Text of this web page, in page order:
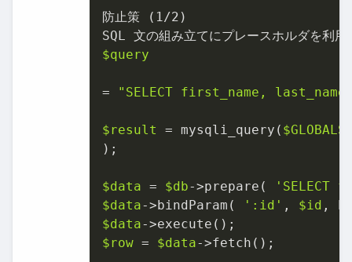
防止策 ( 1/2 )
$query
= "SELECT first_name, last_name
$result = mysqli_query( $GLOBALS
);
$data = $db->prepare(
'SELECT
$data->bindParam( ':id' , $id
$data
$row = $data->fetch();